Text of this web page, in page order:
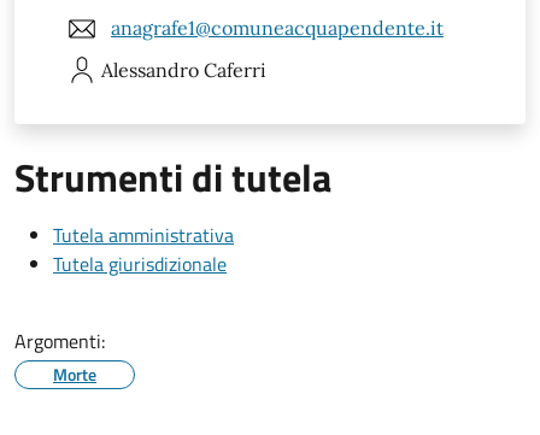
anagrafe1@comuneacquapendente.it
Alessandro Caferri
Strumenti di tutela
Tutela amministrativa
Tutela giurisdizionale
Argomenti:
Morte